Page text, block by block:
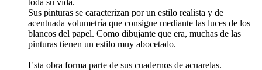
Sus pinturas se caracterizan por un estilo realista y de
acentuada volumetría que consigue mediante las luces de los
blancos del papel. Como dibujante que era, muchas de las
pinturas tienen un estilo muy abocetado.
Esta obra forma parte de sus cuadernos de acuarelas.